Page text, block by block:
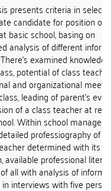
presents criteria in
candidate for position of
basic school, basing on
analysis of different
examined
potential of class
and organizational
leading of parent's
of a class teacher at
Within school
professiography of
determined with its
available professional
all with analysis of
interviews with five